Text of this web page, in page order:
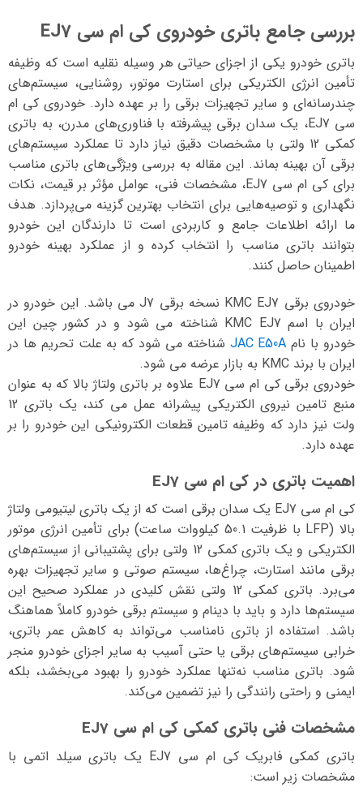
بررسی جامع باتری خودروی کی ام سی EJ7
باتری خودرو یکی از اجزای حیاتی هر وسیله نقلیه است که وظیفه
تأمین انرژی الکتریکی برای استارت موتور، روشنایی، سیستم‌های
چندرسانه‌ای و سایر تجهیزات برقی را بر عهده دارد. خودروی کی ام
سی EJ7، یک سدان برقی پیشرفته با فناوری‌های مدرن، به باتری
کمکی 12 ولتی با مشخصات دقیق نیاز دارد تا عملکرد سیستم‌های
برقی آن بهینه بماند. این مقاله به بررسی ویژگی‌های باتری مناسب
برای کی ام سی EJ7، مشخصات فنی، عوامل مؤثر بر قیمت، نکات
نگهداری و توصیه‌هایی برای انتخاب بهترین گزینه می‌پردازد. هدف
ما ارائه اطلاعات جامع و کاربردی است تا دارندگان این خودرو
بتوانند باتری مناسب را انتخاب کرده و از عملکرد بهینه خودرو
اطمینان حاصل کنند.
خودروی برقی KMC EJ7 نسخه برقی J7 می باشد. این خودرو در
ایران با اسم KMC EJ7 شناخته می شود و در کشور چین این
خودرو با نام JAC E50A شناخته می شود که به علت تحریم ها در
ایران با برند KMC به بازار عرضه می شود.
خودروی برقی کی ام سی EJ7 علاوه بر باتری ولتاژ بالا که به عنوان
منبع تامین نیروی الکتریکی پیشرانه عمل می کند، یک باتری 12
ولت نیز دارد که وظیفه تامین قطعات الکترونیکی این خودرو را بر
عهده دارد.
اهمیت باتری در کی ام سی EJ7
کی ام سی EJ7 یک سدان برقی است که از یک باتری لیتیومی ولتاژ
بالا (LFP با ظرفیت 50.1 کیلووات ساعت) برای تأمین انرژی موتور
الکتریکی و یک باتری کمکی 12 ولتی برای پشتیبانی از سیستم‌های
برقی مانند استارت، چراغ‌ها، سیستم صوتی و سایر تجهیزات بهره
می‌برد. باتری کمکی 12 ولتی نقش کلیدی در عملکرد صحیح این
سیستم‌ها دارد و باید با دینام و سیستم برقی خودرو کاملاً هماهنگ
باشد. استفاده از باتری نامناسب می‌تواند به کاهش عمر باتری،
خرابی سیستم‌های برقی یا حتی آسیب به سایر اجزای خودرو منجر
شود. باتری مناسب نه‌تنها عملکرد خودرو را بهبود می‌بخشد، بلکه
ایمنی و راحتی رانندگی را نیز تضمین می‌کند.
مشخصات فنی باتری کمکی کی ام سی EJ7
باتری کمکی فابریک کی ام سی EJ7 یک باتری سیلد اتمی با
مشخصات زیر است: